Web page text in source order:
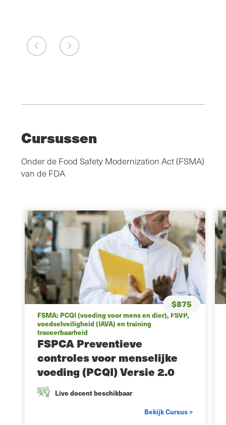
Cursussen
Onder de Food Safety Modernization Act (FSMA)
van de FDA
$875
FSMA: PCQI (voeding voor mens en dier), FSVP,
voedselveiligheid (IAVA) en training
traceerbaarheid
FSPCA Preventieve
controles voor menselijke
voeding (PCQI) Versie 2.0
Live docent beschikbaar
Bekijk Cursus >